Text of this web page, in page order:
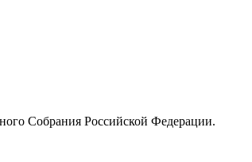
Собрания Российской Федерации.